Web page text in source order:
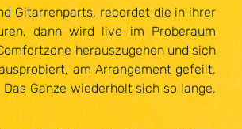
Gitarrenparts, recordet die in ihrer
dann wird live im Proberaum
herauszugehen und sich
am Arrangement gefeilt,
Ganze wiederholt sich so lange,